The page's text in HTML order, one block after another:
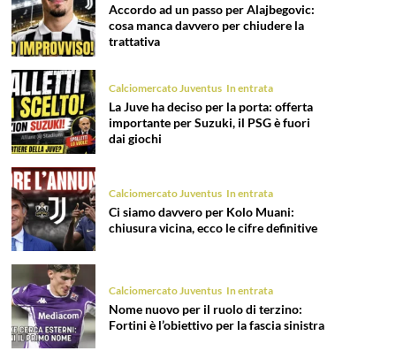
Accordo ad un passo per Alajbegovic:
cosa manca davvero per chiudere la
trattativa
Calciomercato Juventus In entrata
La Juve ha deciso per la porta: offerta
importante per Suzuki, il PSG è fuori
dai giochi
Calciomercato Juventus In entrata
Ci siamo davvero per Kolo Muani:
chiusura vicina, ecco le cifre definitive
Calciomercato Juventus In entrata
Nome nuovo per il ruolo di terzino:
Fortini è l’obiettivo per la fascia sinistra